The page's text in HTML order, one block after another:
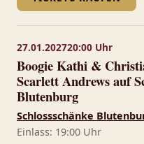
27.01.202720:00 Uhr
Boogie Kathi &
Scarlett Andrews auf
Blutenburg
Schlossschänke
Einlass: 19:00 Uhr